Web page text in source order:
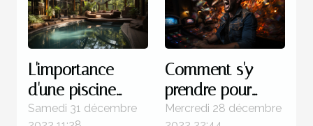
L'importance
d'une piscine
dans une maison
Samedi 31 décembre
Comment s'y
prendre pour
gagner d'une
Mercredi 28 décembre